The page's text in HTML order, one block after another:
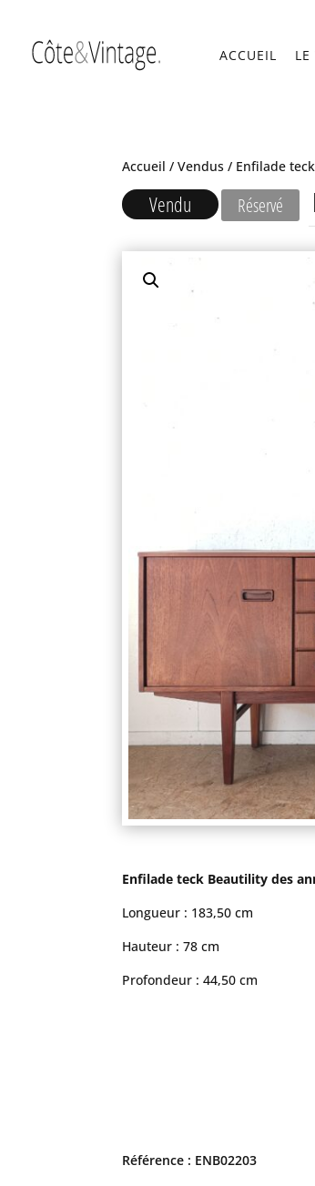
ACCUEIL LE
Accueil /Vendus / Enfilade
Vendu Réservé
Enfilade teck Beautility des
Longueur : 183,50 cm
Hauteur : 78 cm
Profondeur : 44,50 cm
Référence : ENB02203